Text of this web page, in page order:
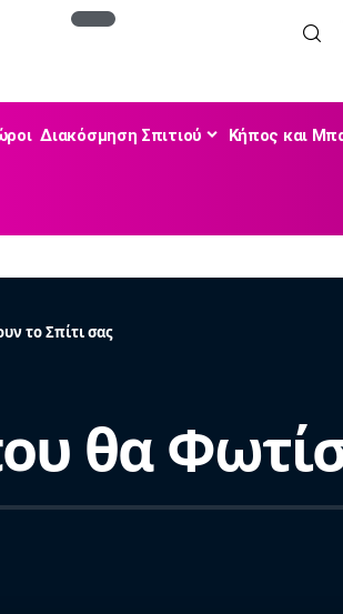
Διακόσμηση Σπιτιού Κήπος και
το Σπίτι σας
θα